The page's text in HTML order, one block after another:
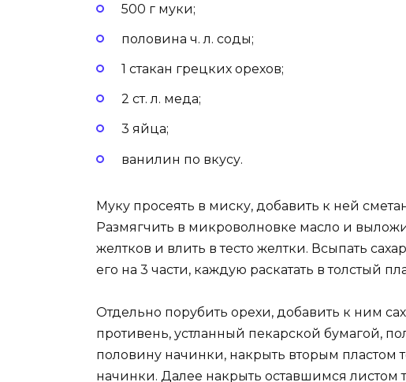
500 г муки;
половина ч. л. соды;
1 стакан грецких орехов;
2 ст. л. меда;
3 яйца;
ванилин по вкусу.
Муку просеять в миску, добавить к ней
Размягчить в микроволновке масло и
желтков и влить в тесто желтки. Всыпать
его на 3 части, каждую раскатать в толстый
Отдельно порубить орехи, добавить к ним
противень, устланный пекарской бумагой,
половину начинки, накрыть вторым пластом
начинки. Далее накрыть оставшимся листом